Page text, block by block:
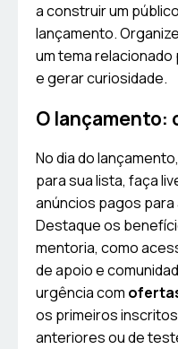
a construir um
lançamento.
um tema
e gerar curiosidade.
O lançamento:
No dia do
para sua lista, faça
anúncios pagos para
Destaque os
mentoria, como
de apoio e
urgência com
os primeiros
anteriores ou de